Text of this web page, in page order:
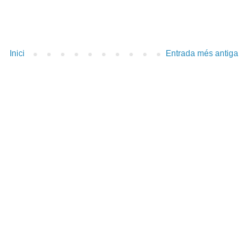
Entrada més antiga
Inici